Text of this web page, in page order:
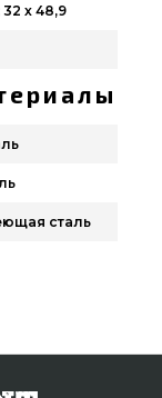
32 х 48,9
сталь